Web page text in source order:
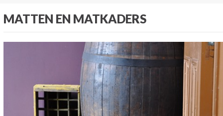
MATTEN EN MATKADERS